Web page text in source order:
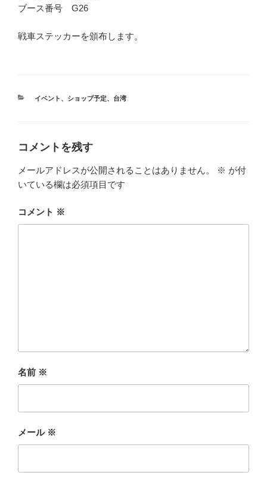
ブース番号 G26
戦車ステッカーを頒布します。
カ
イベント 、 ショップ予定、 台湾
コメントを残す
メールアドレスが公開されることはありません。 ※ が付
いている欄は必須項目です
コメント ※
名前 ※
メール ※